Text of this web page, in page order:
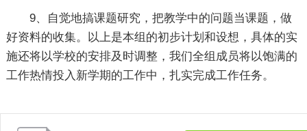
9、自觉地搞课题研究，把教学中的问题当课题，做
好资料的收集。以上是本组的初步计划和设想，具体的实
施还将以学校的安排及时调整，我们全组成员将以饱满的
工作热情投入新学期的工作中，扎实完成工作任务。